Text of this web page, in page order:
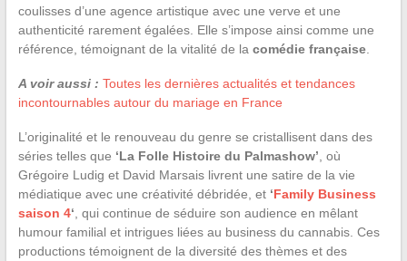
coulisses d’une agence artistique avec une verve et une
authenticité rarement égalées. Elle s’impose ainsi comme une
référence, témoignant de la vitalité de la comédie française.
A voir aussi : Toutes les dernières actualités et tendances
incontournables autour du mariage en France
L’originalité et le renouveau du genre se cristallisent dans des
séries telles que ‘La Folle Histoire du Palmashow’ , où
Grégoire Ludig et David Marsais livrent une satire de la vie
médiatique avec une créativité débridée, et ‘Family Business
saison 4‘ , qui continue de séduire son audience en mêlant
humour familial et intrigues liées au business du cannabis. Ces
productions témoignent de la diversité des thèmes et des